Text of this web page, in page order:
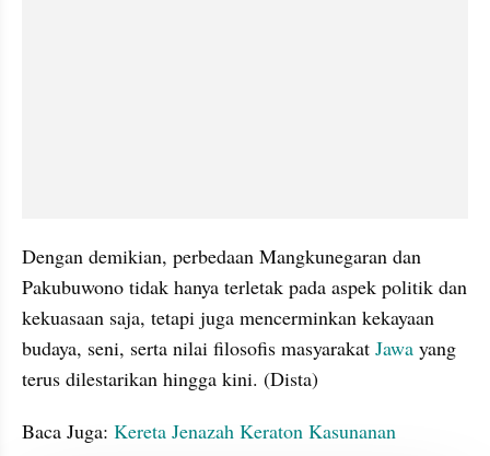
Dengan demikian, perbedaan Mangkunegaran dan
Pakubuwono tidak hanya terletak pada aspek politik dan
kekuasaan saja, tetapi juga mencerminkan kekayaan
budaya, seni, serta nilai filosofis masyarakat Jawa yang
terus dilestarikan hingga kini. (Dista)
Baca Juga: Kereta Jenazah Keraton Kasunanan